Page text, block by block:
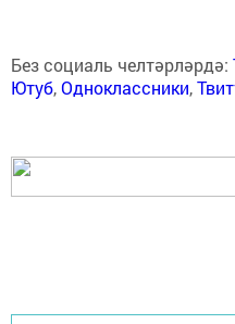
Без социаль челтәрләрдә:
Ютуб,Одноклассники,